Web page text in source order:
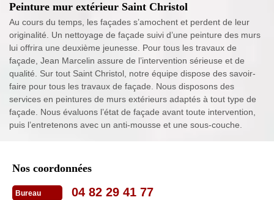
Peinture mur extérieur Saint Christol
Au cours du temps, les façades s’amochent et perdent de leur
originalité. Un nettoyage de façade suivi d’une peinture des murs
lui offrira une deuxième jeunesse. Pour tous les travaux de
façade, Jean Marcelin assure de l’intervention sérieuse et de
qualité. Sur tout Saint Christol, notre équipe dispose des savoir-
faire pour tous les travaux de façade. Nous disposons des
services en peintures de murs extérieurs adaptés à tout type de
façade. Nous évaluons l’état de façade avant toute intervention,
puis l’entretenons avec un anti-mousse et une sous-couche.
Nos coordonnées
Bureau 04 82 29 41 77